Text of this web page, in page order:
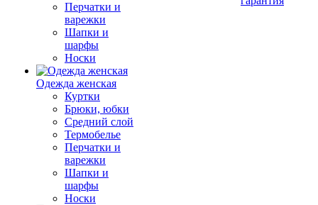
Перчатки и
варежки
Шапки и
шарфы
Носки
Одежда женская
Куртки
Брюки, юбки
Средний слой
Термобелье
Перчатки и
варежки
Шапки и
шарфы
Носки